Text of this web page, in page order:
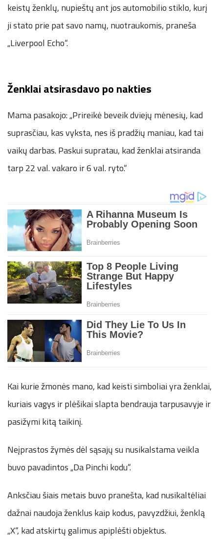
keistų ženklų, nupieštų ant jos automobilio stiklo, kurį
ji stato prie pat savo namų, nuotraukomis, praneša
„Liverpool Echo“.
Ženklai atsirasdavo po nakties
Mama pasakojo: „Prireikė beveik dviejų mėnesių, kad
suprasčiau, kas vyksta, nes iš pradžių maniau, kad tai
vaikų darbas. Paskui supratau, kad ženklai atsiranda
tarp 22 val. vakaro ir 6 val. ryto.“
Kai kurie žmonės mano, kad keisti simboliai yra ženklai,
kuriais vagys ir plėšikai slapta bendrauja tarpusavyje ir
pasižymi kitą taikinį.
Neįprastos žymės dėl sąsajų su nusikalstama veikla
buvo pavadintos „Da Pinchi kodu“.
Anksčiau šiais metais buvo pranešta, kad nusikaltėliai
dažnai naudoja ženklus kaip kodus, pavyzdžiui, ženklą
„X“, kad atskirtų galimus apiplėšti objektus.